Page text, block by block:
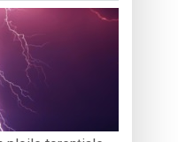
vise”IAR CEALALTĂ